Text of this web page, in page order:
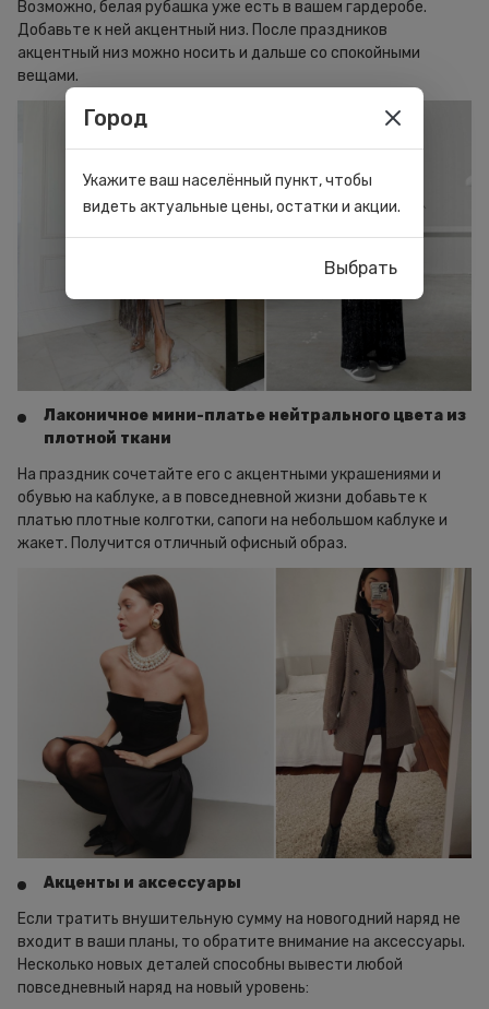
Возможно, белая рубашка уже есть в вашем гардеробе.
Добавьте к ней акцентный низ. После праздников
акцентный низ можно носить и дальше со спокойными
вещами.
Лаконичное мини-платье нейтрального цвета из
плотной ткани
На праздник сочетайте его с акцентными украшениями и
обувью на каблуке, а в повседневной жизни добавьте к
платью плотные колготки, сапоги на небольшом каблуке и
жакет. Получится отличный офисный образ.
Акценты и аксессуары
Если тратить внушительную сумму на новогодний наряд не
входит в ваши планы, то обратите внимание на аксессуары.
Несколько новых деталей способны вывести любой
повседневный наряд на новый уровень:
Город
Укажите ваш населённый пункт, чтобы
видеть актуальные цены, остатки и акции.
Выбрать